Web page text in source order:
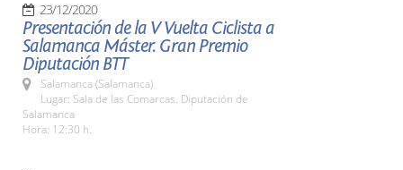
23/12/2020
Presentación de la V Vuelta Ciclista a
Salamanca Máster. Gran Premio
Diputación BTT
Salamanca (Salamanca)
Lugar: Sala de las Comarcas. Diputación de
Salamanca
Hora: 12:30 h.